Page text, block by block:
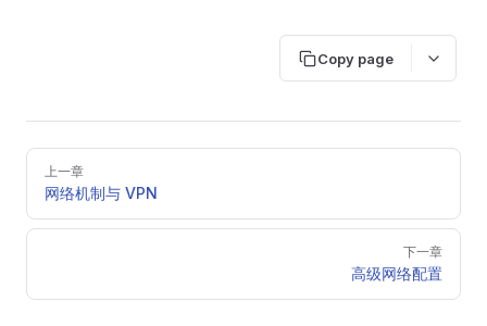
Copy page
Pager
上一章
网络机制与 VPN
下一章
高级网络配置